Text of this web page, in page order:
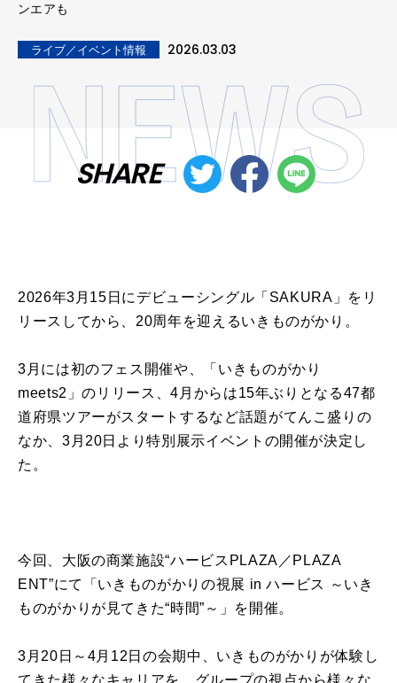
ンエアも
ライブ／イベント情報 2026.03.03
SHARE
2026年3月15日にデビューシングル「SAKURA」をリ
リースしてから、20周年を迎えるいきものがかり。
3月には初のフェス開催や、「いきものがかり
meets2」のリリース、4月からは15年ぶりとなる47都
道府県ツアーがスタートするなど話題がてんこ盛りの
なか、3月20日より特別展示イベントの開催が決定し
た。
今回、大阪の商業施設“ハービスPLAZA／PLAZA
ENT”にて「いきものがかりの視展 in ハービス ～いき
ものがかりが見てきた“時間”～」を開催。
3月20日～4月12日の会期中、いきものがかりが体験し
てきた様々なキャリアを、グループの視点から様々な